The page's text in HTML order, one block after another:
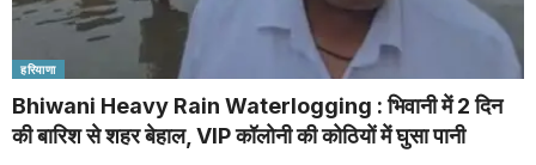
हरियाणा
Bhiwani Heavy Rain Waterlogging : भिवानी में 2 दिन
की बारिश से शहर बेहाल, VIP कॉलोनी की कोठियों में घुसा पानी